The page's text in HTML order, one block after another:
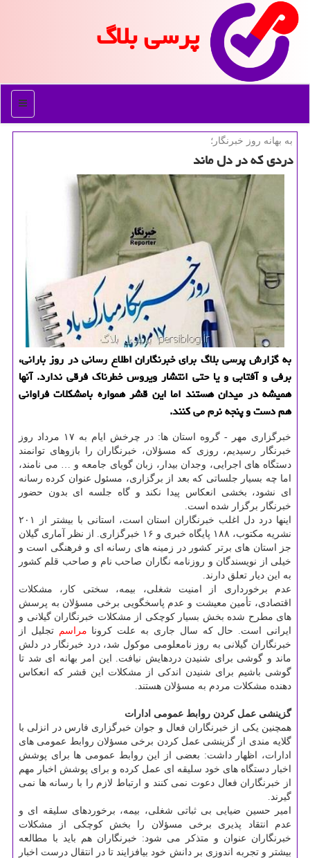
پرسی بلاگ
منو
به بهانه روز خبرنگار؛
دردی كه در دل ماند
به گزارش پرسی بلاگ برای خبرنگاران اطلاع رسانی در روز بارانی،
برفی و آفتابی و یا حتی انتشار ویروس خطرناك فرقی ندارد. آنها
همیشه در میدان هستند اما این قشر همواره بامشكلات فراوانی
هم دست و پنجه نرم می كنند.
خبرگزاری مهر - گروه استان ها: در چرخش ایام به ۱۷ مرداد روز
خبرنگار رسیدیم، روزی که مسؤلان، خبرنگاران را بازوهای توانمند
دستگاه های اجرایی، وجدان بیدار، زبان گویای جامعه و … می نامند،
اما چه بسیار جلساتی که بعد از برگزاری، مسئول عنوان کرده رسانه
ای نشود، بخشی انعکاس پیدا نکند و گاه جلسه ای بدون حضور
خبرنگار برگزار شده است.
اینها درد دل اغلب خبرنگاران استان است، استانی با بیشتر از ۲۰۱
نشریه مکتوب، ۱۸۸ پایگاه خبری و ۱۶ خبرگزاری. از نظر آماری گیلان
جز استان های برتر کشور در زمینه های رسانه ای و فرهنگی است و
خیلی از نویسندگان و روزنامه نگاران صاحب نام و صاحب قلم کشور
به این دیار تعلق دارند.
عدم برخورداری از امنیت شغلی، بیمه، سختی کار، مشکلات
اقتصادی، تأمین معیشت و عدم پاسخگویی برخی مسؤلان به پرسش
های مطرح شده بخش بسیار کوچکی از مشکلات خبرنگاران گیلانی و
ایرانی است. حال که سال جاری به علت کرونا مراسم تجلیل از
خبرنگاران گیلانی به روز نامعلومی موکول شد، درد خبرنگار در دلش
ماند و گوشی برای شنیدن دردهایش نیافت. این امر بهانه ای شد تا
گوشی باشیم برای شنیدن اندکی از مشکلات این قشر که انعکاس
دهنده مشکلات مردم به مسؤلان هستند.
گزینشی عمل کردن روابط عمومی ادارات
همچنین یکی از خبرنگاران فعال و جوان خبرگزاری فارس در انزلی با
گلایه مندی از گزینشی عمل کردن برخی مسؤلان روابط عمومی های
ادارات، اظهار داشت: بعضی از این روابط عمومی ها برای پوشش
اخبار دستگاه های خود سلیقه ای عمل کرده و برای پوشش اخبار مهم
از خبرنگاران فعال دعوت نمی کنند و ارتباط لازم را با رسانه ها نمی
گیرند.
امیر حسین ضیایی بی ثباتی شغلی، بیمه، برخوردهای سلیقه ای و
عدم انتقاد پذیری برخی مسؤلان را بخش کوچکی از مشکلات
خبرنگاران عنوان و متذکر می شود: خبرنگاران هم باید با مطالعه
بیشتر و تجربه اندوزی بر دانش خود بیافزایند تا در انتقال درست اخبار